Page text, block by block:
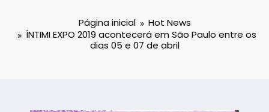
Página inicial
Hot News
ÍNTIMI EXPO 2019 acontecerá em São Paulo entre os
dias 05 e 07 de abril